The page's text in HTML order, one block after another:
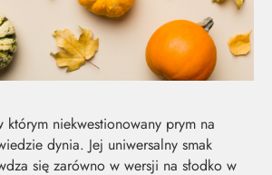
którym niekwestionowany prym na
dynia. Jej uniwersalny smak
się zarówno w wersji na słodko w